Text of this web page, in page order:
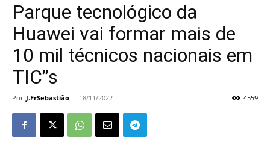
Parque tecnológico da
Huawei vai formar mais de
10 mil técnicos nacionais em
TIC”s
Por J.FrSebastião - 18/11/2022 4559